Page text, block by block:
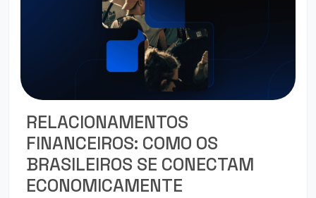
RELACIONAMENTOS
FINANCEIROS: COMO OS
BRASILEIROS SE CONECTAM
ECONOMICAMENTE